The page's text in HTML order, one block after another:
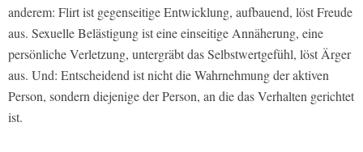
anderem: Flirt ist gegenseitige Entwicklung, aufbauend, löst Freude
aus. Sexuelle Belästigung ist eine einseitige Annäherung, eine
persönliche Verletzung, untergräbt das Selbstwertgefühl, löst Ärger
aus. Und: Entscheidend ist nicht die Wahrnehmung der aktiven
Person, sondern diejenige der Person, an die das Verhalten gerichtet
ist.